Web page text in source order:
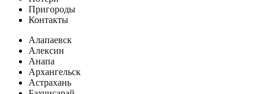
Пригороды
Контакты
Алапаевск
Алексин
Анапа
Архангельск
Астрахань